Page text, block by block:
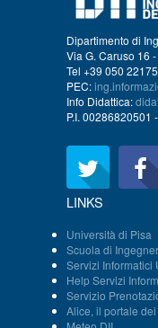
Dipartimento di
Via G. Caruso 16
Tel +39 050
PEC:
Info Didattica:
P.I. 00286820501
LINKS
Università di Pisa
Scuola di
Servizi Informatici
Help Servizi
Servizio
Alice, il portale